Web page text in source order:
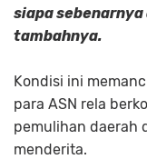
siapa
tambahnya.
Kondisi ini
para ASN rela
pemulihan daerah
menderita.